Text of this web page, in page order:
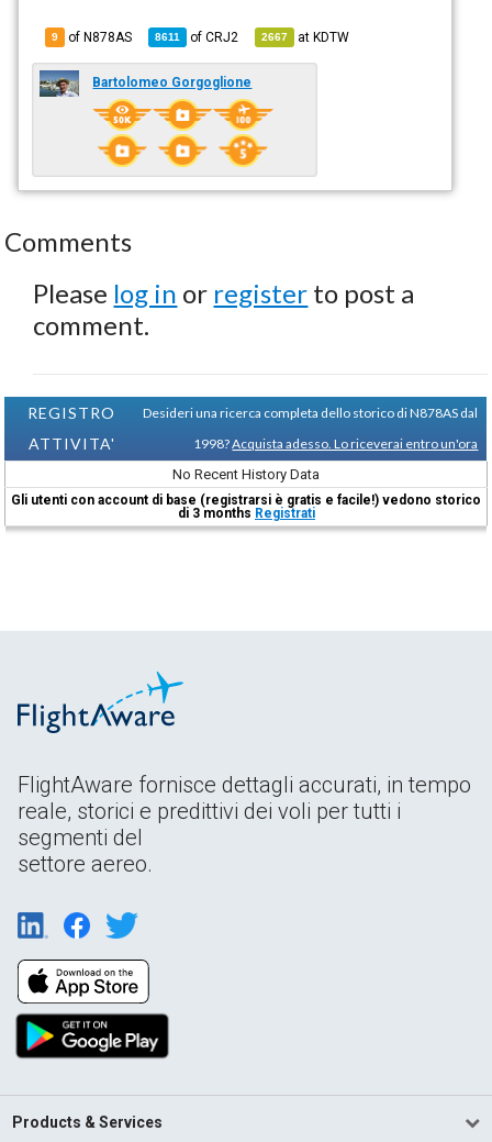
9 of N878AS 8611 ofCRJ2 2667 atKDTW
Bartolomeo Gorgoglione
Comments
Please log in or register to post a
comment.
REGISTRO
ATTIVITA'
Desideri una ricerca completa dello storico di N878AS dal
1998?Acquista adesso. Lo riceverai entro un'ora
No Recent History Data
Gli utenti con account di base (registrarsi è gratis e facile!) vedono storico
di 3 months Registrati
FlightAware fornisce dettagli accurati, in tempo
reale, storici e predittivi dei voli per tutti i
segmenti del
settore aereo.
Products & Services